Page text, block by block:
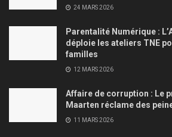
24 MARS 2026
Parentalité Numérique :
déploie les ateliers TNE
familles
12 MARS 2026
Affaire de corruption : Le
Maarten réclame des
11 MARS 2026